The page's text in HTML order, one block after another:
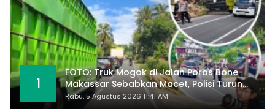
1
FOTO: Truk Mogok di Jalan Poros Bone-
Makassar Sebabkan Macet, Polisi Turun
Tangan
Rabu, 5 Agustus 2026 11:41 AM